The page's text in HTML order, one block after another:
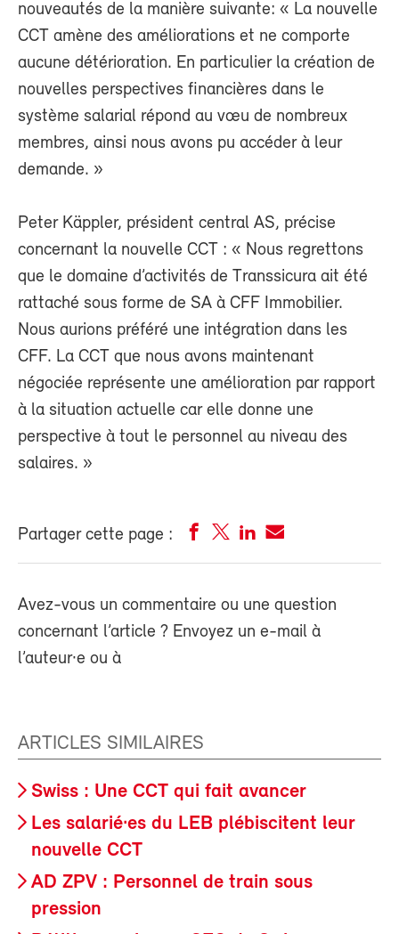
nouveautés de la manière suivante: « La nouvelle
CCT amène des améliorations et ne comporte
aucune détérioration. En particulier la création de
nouvelles perspectives financières dans le
système salarial répond au vœu de nombreux
membres, ainsi nous avons pu accéder à leur
demande. »
Peter Käppler, président central AS, précise
concernant la nouvelle CCT : « Nous regrettons
que le domaine d’activités de Transsicura ait été
rattaché sous forme de SA à CFF Immobilier.
Nous aurions préféré une intégration dans les
CFF. La CCT que nous avons maintenant
négociée représente une amélioration par rapport
à la situation actuelle car elle donne une
perspective à tout le personnel au niveau des
salaires. »
Partager cette page :
Avez-vous un commentaire ou une question
concernant l’article ? Envoyez un e-mail à
l’auteur·e ou à
ARTICLES SIMILAIRES
Swiss : Une CCT qui fait avancer
Les salarié·es du LEB plébiscitent leur
nouvelle CCT
AD ZPV : Personnel de train sous
pression